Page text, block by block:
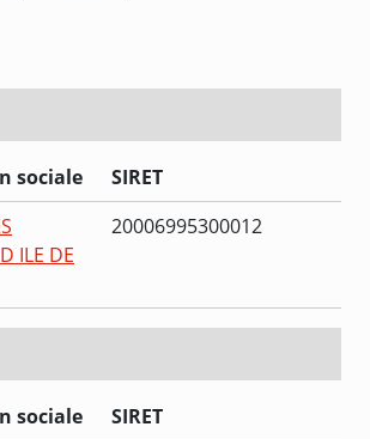
sociale
SIRET
ILE DE
20006995300012
sociale
SIRET